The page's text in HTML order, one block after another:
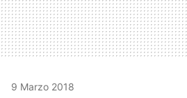
9 Marzo 2018